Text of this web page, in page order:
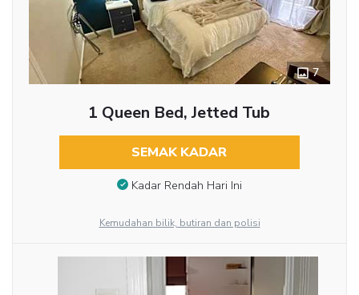
7
1 Queen Bed, Jetted Tub
SEMAK KADAR
Kadar Rendah Hari Ini
Kemudahan bilik, butiran dan polisi